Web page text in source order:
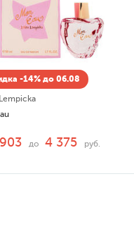
-14% до 06.08
до 4 375 руб.